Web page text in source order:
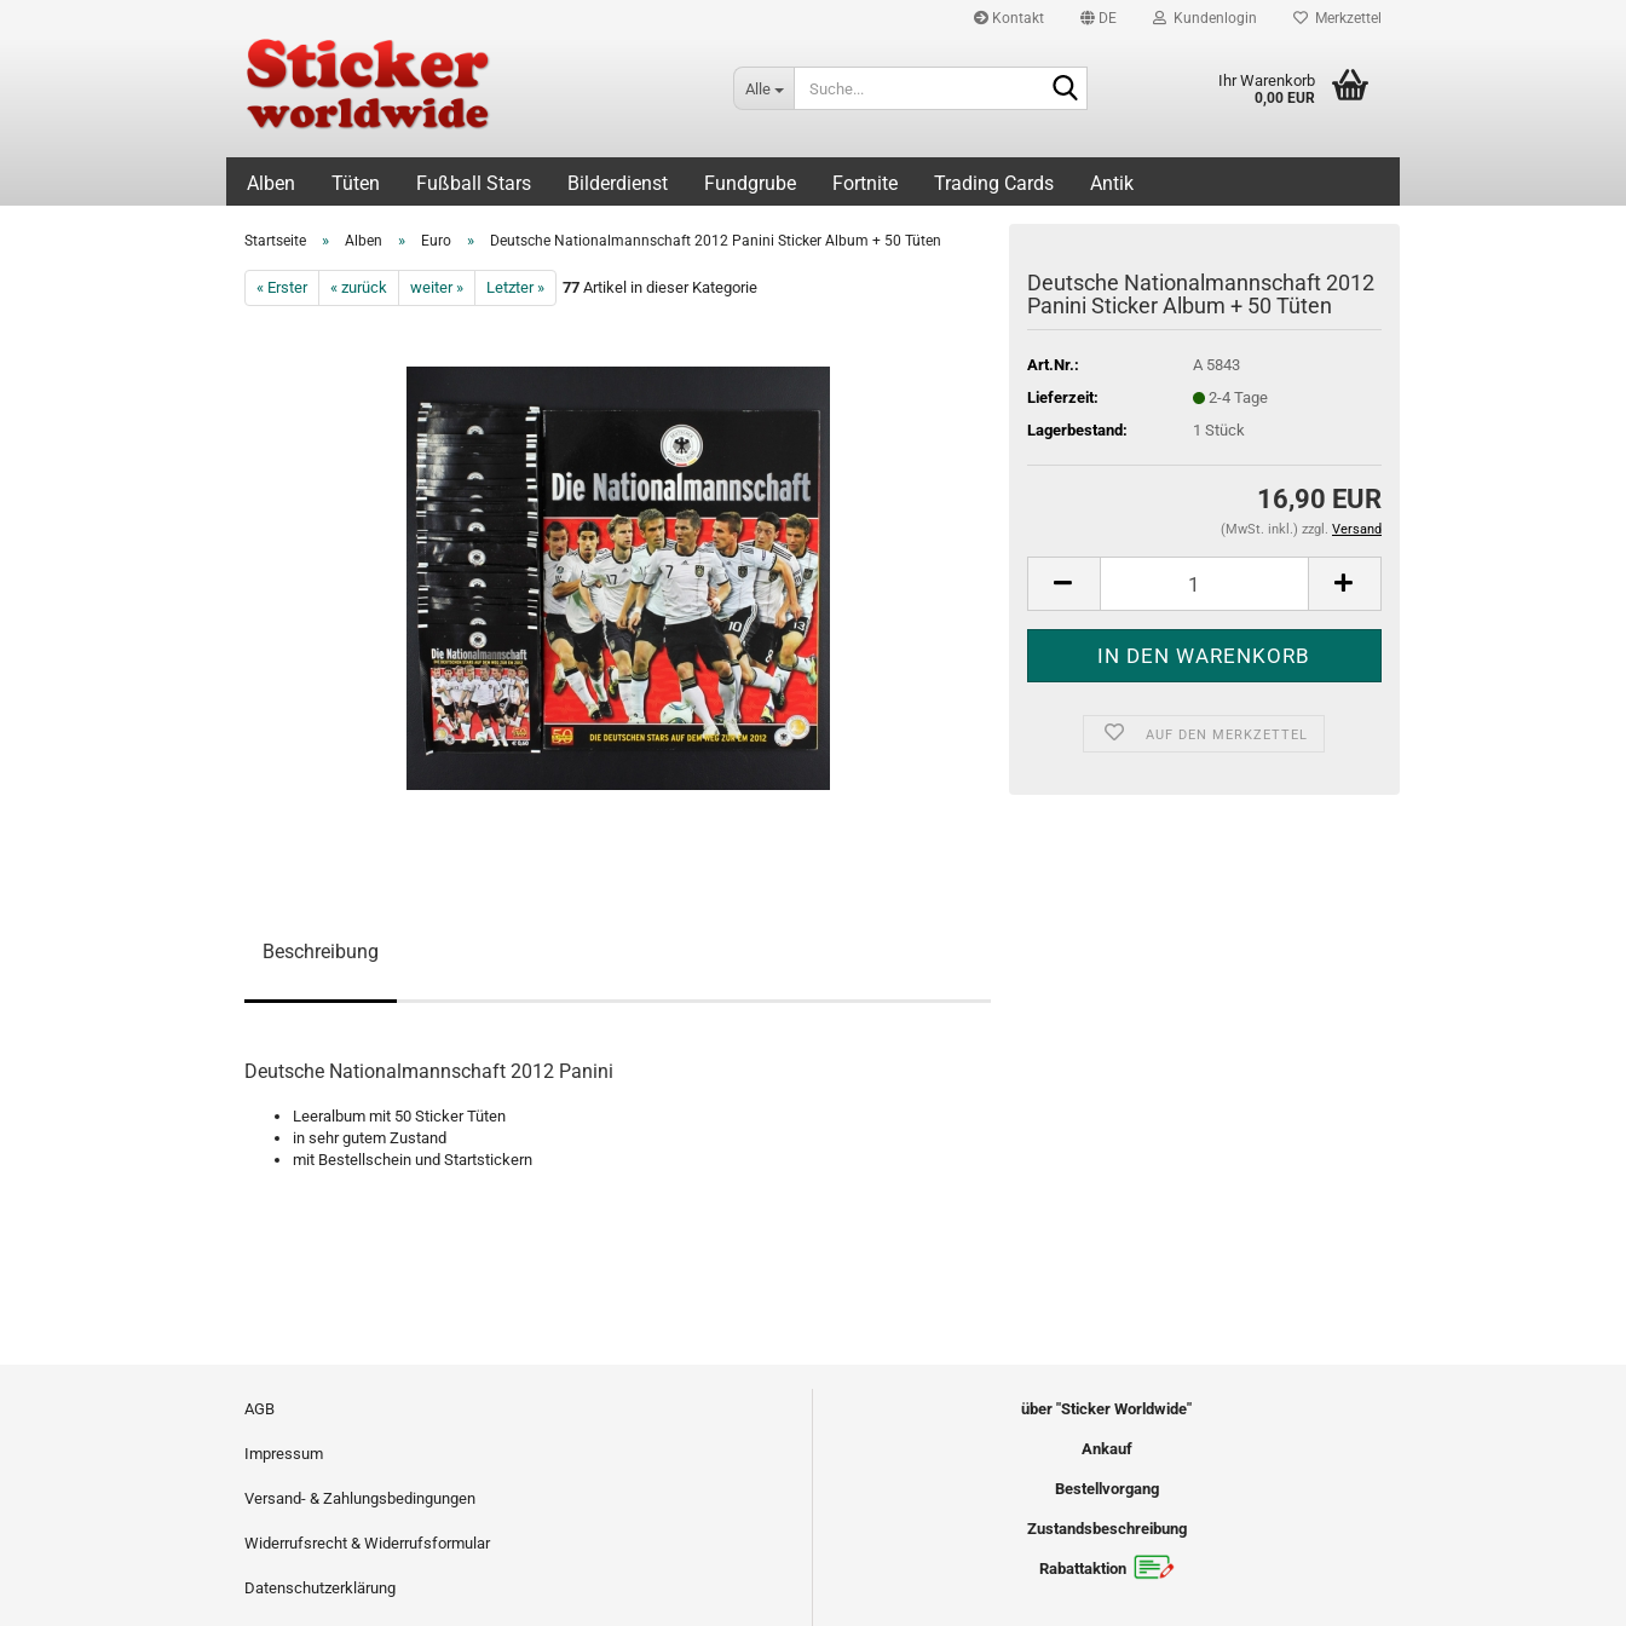
Kontakt DE Kundenlogin Merkzettel
Alle Ihr Warenkorb
0,00 EUR
Alben Tüten Fußball Stars Bilderdienst Fundgrube Fortnite Trading Cards Antik
Startseite » Alben » Euro » Deutsche Nationalmannschaft 2012 Panini Sticker Album + 50 Tüten
« Erster « zurück weiter » Letzter » 77 Artikel in dieser Kategorie
Deutsche Nationalmannschaft 2012
Panini Sticker Album + 50 Tüten
Art.Nr.:
A 5843
Lieferzeit:
2-4 Tage
Lagerbestand:
1 Stück
16,90 EUR
(MwSt. inkl.) zzgl. Versand
AUF DEN MERKZETTEL
Beschreibung
Deutsche Nationalmannschaft 2012 Panini
Leeralbum mit 50 Sticker Tüten
in sehr gutem Zustand
mit Bestellschein und Startstickern
AGB
Impressum
Versand- & Zahlungsbedingungen
Widerrufsrecht & Widerrufsformular
Datenschutzerklärung
über "Sticker Worldwide"
Ankauf
Bestellvorgang
Zustandsbeschreibung
Rabattaktion